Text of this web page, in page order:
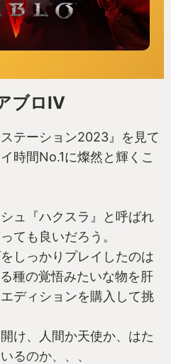
ブロIV
テーション2023』を見て
時間No.1に燦然と輝くこ
ュ『ハクスラ』と呼ばれ
ても良いだろう。
しっかりプレイしたのは
種の覚悟みたいな物を肝
ディションを購入して挑
け、人間か天使か、はた
るのか、、、